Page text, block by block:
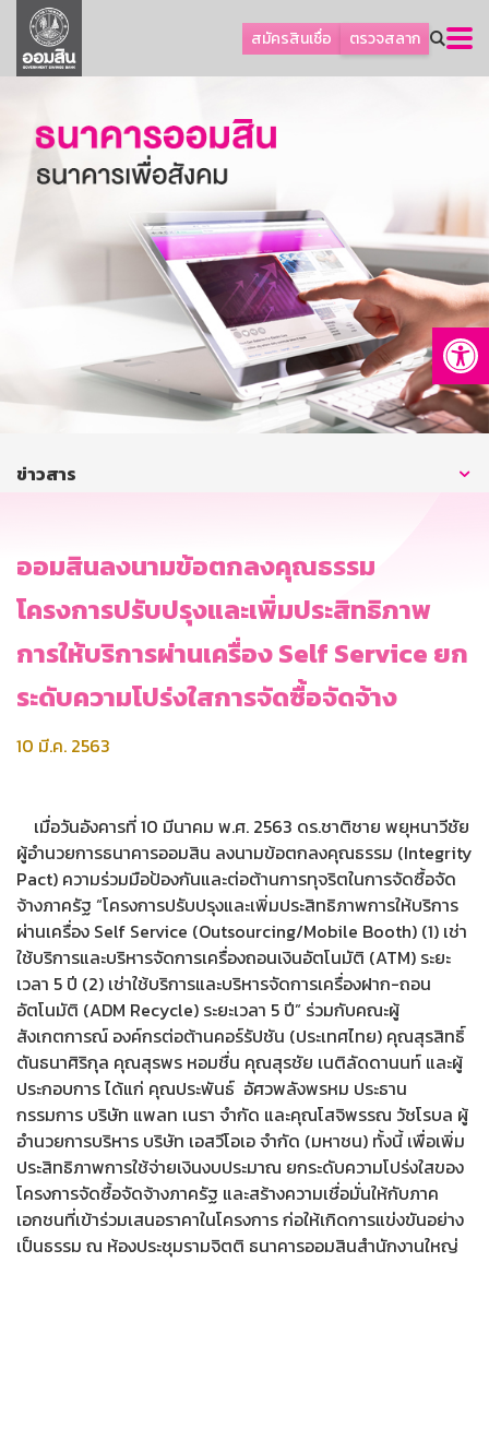
สมัครสินเชื่อ ตรวจสลาก
ลูกค้าธุรกิจ
ลูกค้าผู้ประกอบรายย่อย
ออมเพื่อสุข
เกี่ยวกับธนาคาร
การพัฒนาที่ยั่งยืน
บริการทางการเงิน
ติดต่อเรา
บริการออนไลน์
ข่าวสาร
ออมสินลงนามข้อตกลงคุณธรรม
โครงการปรับปรุงและเพิ่มประสิทธิภาพ
การให้บริการผ่านเครื่อง Self Service ยก
ระดับความโปร่งใสการจัดซื้อจัดจ้าง
10 มี.ค. 2563
เมื่อวันอังคารที่ 10 มีนาคม พ.ศ. 2563 ดร.ชาติชาย พยุหนาวีชัย
ผู้อำนวยการธนาคารออมสิน ลงนามข้อตกลงคุณธรรม (Integrity
Pact) ความร่วมมือป้องกันและต่อต้านการทุจริตในการจัดซื้อจัด
จ้างภาครัฐ “โครงการปรับปรุงและเพิ่มประสิทธิภาพการให้บริการ
ผ่านเครื่อง Self Service (Outsourcing/Mobile Booth) (1) เช่า
ใช้บริการและบริหารจัดการเครื่องถอนเงินอัตโนมัติ (ATM) ระยะ
เวลา 5 ปี (2) เช่าใช้บริการและบริหารจัดการเครื่องฝาก-ถอน
อัตโนมัติ (ADM Recycle) ระยะเวลา 5 ปี” ร่วมกับคณะผู้
สังเกตการณ์ องค์กรต่อต้านคอร์รัปชัน (ประเทศไทย) คุณสุรสิทธิ์
ตันธนาศิริกุล คุณสุรพร หอมชื่น คุณสุรชัย เนติลัดดานนท์ และผู้
ประกอบการ ได้แก่ คุณประพันธ์ อัศวพลังพรหม ประธาน
กรรมการ บริษัท แพลท เนรา จำกัด และคุณโสจิพรรณ วัชโรบล ผู้
อำนวยการบริหาร บริษัท เอสวีโอเอ จำกัด (มหาชน) ทั้งนี้ เพื่อเพิ่ม
ประสิทธิภาพการใช้จ่ายเงินงบประมาณ ยกระดับความโปร่งใสของ
โครงการจัดซื้อจัดจ้างภาครัฐ และสร้างความเชื่อมั่นให้กับภาค
เอกชนที่เข้าร่วมเสนอราคาในโครงการ ก่อให้เกิดการแข่งขันอย่าง
เป็นธรรม ณ ห้องประชุมรามจิตติ ธนาคารออมสินสำนักงานใหญ่